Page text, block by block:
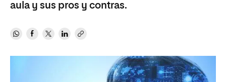
aula y sus pros y contras.